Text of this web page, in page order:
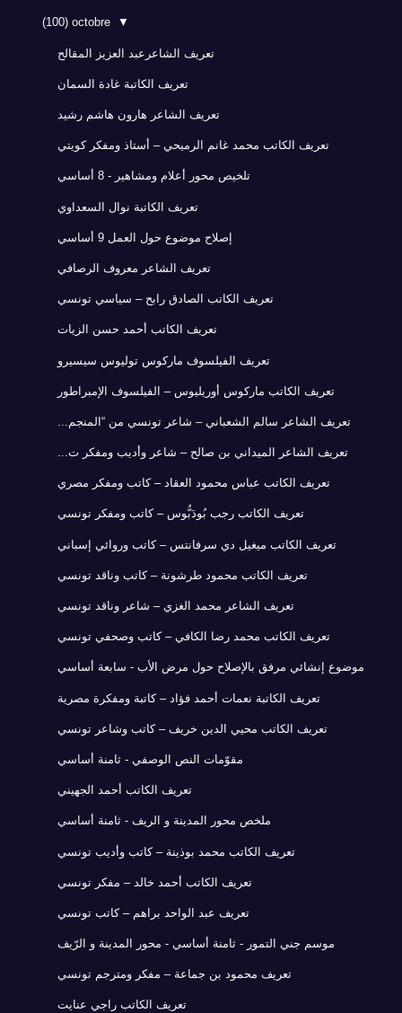
▼
octobre
(100)
تعريف الشاعرعبد العزيز المقالح
تعريف الكاتبة غادة السمان
تعريف الشاعر هارون هاشم رشيد
تعريف الكاتب محمد غانم الرميحي – أستاذ ومفكر كويتي
تلخيص محور أعلام ومشاهير - 8 أساسي
تعريف الكاتبة نوال السعداوي
إصلاح موضوع حول العمل 9 أساسي
تعريف الشاعر معروف الرصافي
تعريف الكاتب الصادق رابح – سياسي تونسي
تعريف الكاتب أحمد حسن الزيات
تعريف الفيلسوف ماركوس توليوس سيسيرو
تعريف الكاتب ماركوس أوريليوس – الفيلسوف الإمبراطور
تعريف الشاعر سالم الشعباني – شاعر تونسي من “المنجم...
تعريف الشاعر الميداني بن صالح – شاعر وأديب ومفكر ت...
تعريف الكاتب عباس محمود العقاد – كاتب ومفكر مصري
تعريف الكاتب رجب بُودَبُّوس – كاتب ومفكر تونسي
تعريف الكاتب ميغيل دي سرفانتس – كاتب وروائي إسباني
تعريف الكاتب محمود طرشونة – كاتب وناقد تونسي
تعريف الشاعر محمد الغزي – شاعر وناقد تونسي
تعريف الكاتب محمد رضا الكافي – كاتب وصحفي تونسي
موضوع إنشائي مرفق بالإصلاح حول مرض الأب - سابعة أساسي
تعريف الكاتبة نعمات أحمد فؤاد – كاتبة ومفكرة مصرية
تعريف الكاتب محيي الدين خريف – كاتب وشاعر تونسي
مقوّمات النص الوصفي - ثامنة أساسي
تعريف الكاتب أحمد الجهيني
ملخص محور المدينة و الريف - ثامنة أساسي
تعريف الكاتب محمد بوذينة – كاتب وأديب تونسي
تعريف الكاتب أحمد خالد – مفكر تونسي
تعريف عبد الواحد براهم – كاتب تونسي
موسم جني التمور - ثامنة أساسي - محور المدينة و الرّيف
تعريف محمود بن جماعة – مفكر ومترجم تونسي
تعريف الكاتب راجي عنايت